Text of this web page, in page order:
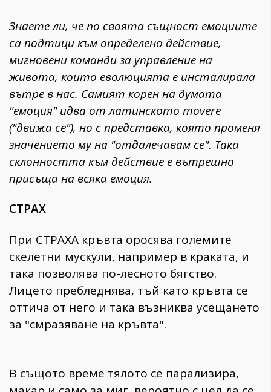
382
Wellness
1817
ПОСЛЕДВАЙТЕ
НИ
Знаете ли, че по своята същност емоциите
са подтици към определено действие,
мигновени команди за управление на
живота, които еволюцията е инсталирала
вътре в нас. Самият корен на думата
"емоция" идва от латинското movere
("движа се"), но с представка, която променя
значението му на "отдалечавам се". Така
склонността към действие е вътрешно
присъща на всяка емоция.
СТРАХ
При СТРАХА кръвта оросява големите
скелетни мускули, например в краката, и
така позволява по-лесното бягство.
Лицето пребледнява, тъй като кръвта се
оттича от него и така възниква усещането
за "смразяване на кръвта".
В същото време тялото се парализира,